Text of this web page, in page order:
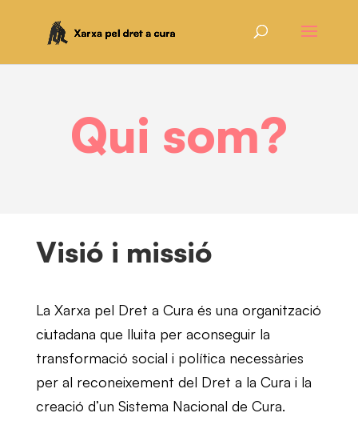
Qui som?
Visió i missió
La Xarxa pel Dret a Cura és una organització
ciutadana que lluita per aconseguir la
transformació social i política necessàries
per al reconeixement del Dret a la Cura i la
creació d’un Sistema Nacional de Cura.